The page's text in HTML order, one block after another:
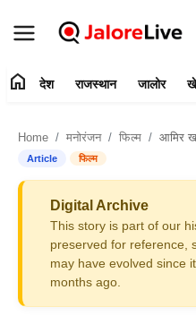
संपर्क करें
राजस्थान
home देश राजस्थान जालोर
Home मनोरंजन फिल्म आमिर खान की
Article फिल्म
Digital Archive
This story is part of our
preserved for reference,
may have evolved since
months ago.